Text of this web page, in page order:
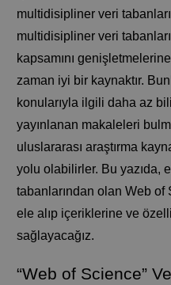
multidisipliner veri
multidisipliner veri
kapsamını
zaman iyi bir kaynaktır.
konularıyla ilgili daha az
yayınlanan makaleleri
uluslararası araştırma
yolu olabilirler. Bu yazıda,
tabanlarından olan Web of
ele alıp içeriklerine ve
sağlayacağız.
“Web of Science”